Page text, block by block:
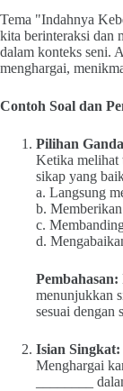
Tema "Indahnya
kita berinteraksi dan
dalam konteks seni.
menghargai,
Contoh Soal dan
Pilihan
Ketika melihat
sikap yang
a. Langsung
b.
c.
d.
Pembahasan:
menunjukkan
sesuai dengan
Isian Singkat:
Menghargai
________